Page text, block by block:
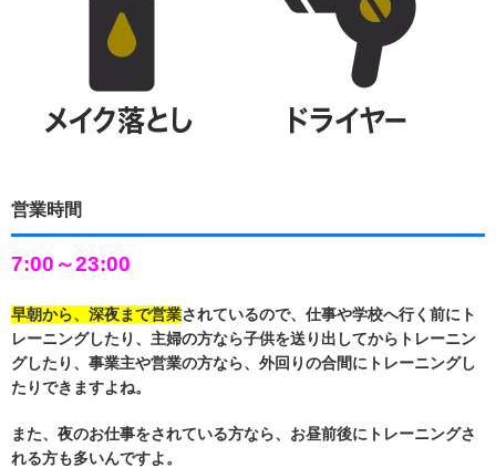
営業時間
7:00～23:00
早朝から、深夜まで営業されているので、仕事や学校へ行く前にト
レーニングしたり、主婦の方なら子供を送り出してからトレーニン
グしたり、事業主や営業の方なら、外回りの合間にトレーニングし
たりできますよね。
また、夜のお仕事をされている方なら、お昼前後にトレーニングさ
れる方も多いんですよ。